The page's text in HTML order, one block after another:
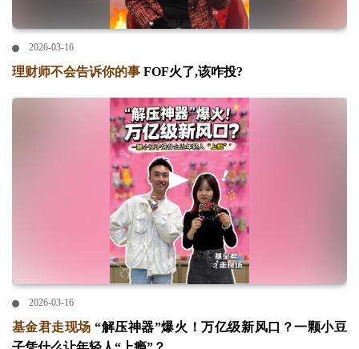
2026-03-16
理财师不会告诉你的事 FOF火了,该咋投?
2026-03-16
基金君走现场 “解压神器”爆火！万亿级新风口？一颗小豆